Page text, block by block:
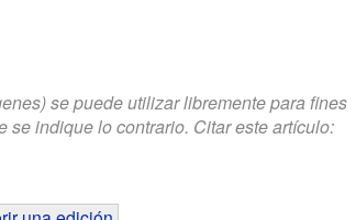
se puede utilizar libremente para fines
se indique lo contrario. Citar este artículo: